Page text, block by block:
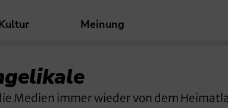
Meinung
Medien immer wieder von dem